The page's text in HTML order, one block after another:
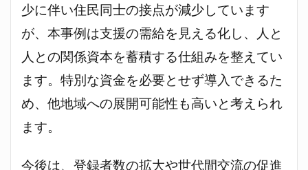
少に伴い住民同士の接点が減少しています
が、本事例は支援の需給を見える化し、人と
人との関係資本を蓄積する仕組みを整えてい
ます。特別な資金を必要とせず導入できるた
め、他地域への展開可能性も高いと考えられ
ます。
今後は、登録者数の拡大や世代間交流の促進